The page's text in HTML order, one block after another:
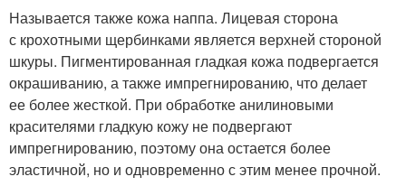
Называется также кожа наппа. Лицевая сторона
с крохотными щербинками является верхней стороной
шкуры. Пигментированная гладкая кожа подвергается
окрашиванию, а также импрегнированию, что делает
ее более жесткой. При обработке анилиновыми
красителями гладкую кожу не подвергают
импрегнированию, поэтому она остается более
эластичной, но и одновременно с этим менее прочной.